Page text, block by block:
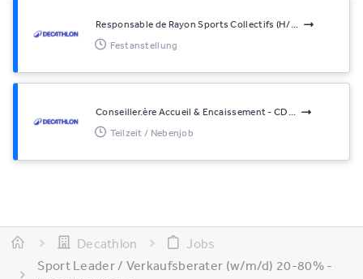
Responsable de Rayon Sports Collectifs (H/...
Festanstellung
Conseiller.ère Accueil & Encaissement - CD...
Teilzeit / Nebenjob
Decathlon
Jobs
Sport Leader / Verkaufsberater (w/m/d) 20-80% -